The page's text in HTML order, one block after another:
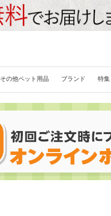
その他ペット用品 ブランド 特集